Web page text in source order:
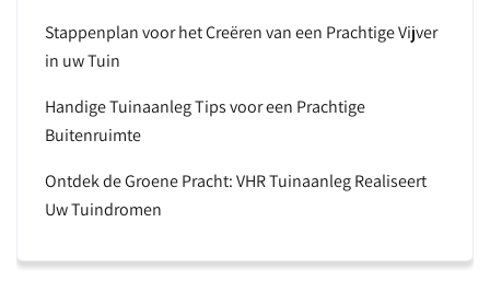
Stappenplan voor het Creëren van een Prachtige Vijver
in uw Tuin
Handige Tuinaanleg Tips voor een Prachtige
Buitenruimte
Ontdek de Groene Pracht: VHR Tuinaanleg Realiseert
Uw Tuindromen